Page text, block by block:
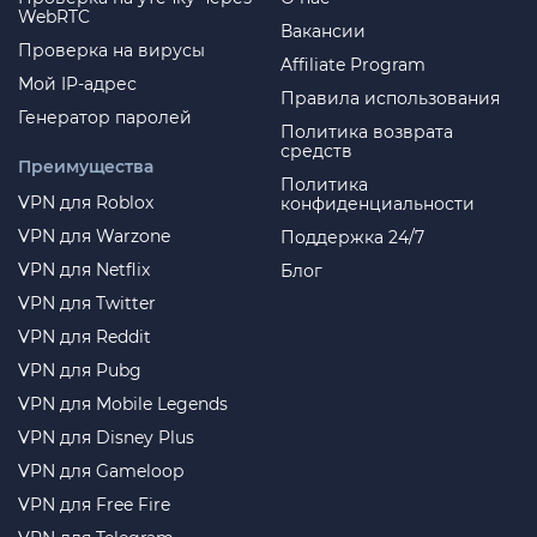
«Выйти».
Перейдите на сайт Apple
Заполните необходимые поля с
персональными данными. В поле
Страна/Регион рекомендуем выбрать
США. Номер телефона можно
использовать свой основной (в случае
возникновения ошибки при
регистрации нужно использовать
другую сим-карту либо сервис для
активации по смс, например
тут).
Найдите раздел «‎Страна/регион».
Коснитесь опции «Сменить страну или
регион».
Открывается меню со списком стран.
Выбирайте Австралию.
Система запросит подробности.
Внимательно предоставьте следующую
информацию:
Поле для банковской карточки:
NONE;
Full Name (ФИО): прописывается
Вакансии
Affiliate Program
Правила использования
Политика возврата
средств
Политика
конфиденциальности
Поддержка 24/7
Блог
WebRTC
Проверка на вирусы
Мой IP-адрес
Генератор паролей
Преимущества
VPN для Roblox
VPN для Warzone
VPN для Netflix
VPN для Twitter
VPN для Reddit
VPN для Pubg
VPN для Mobile Legends
VPN для Disney Plus
VPN для Gameloop
VPN для Free Fire